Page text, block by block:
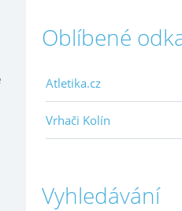
Oblíbené
Atletika.cz
Vrhači Kolín
Vyhledávání